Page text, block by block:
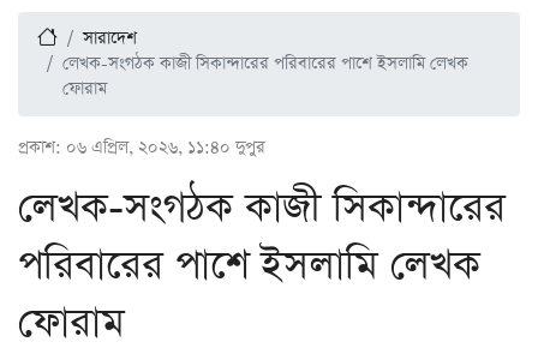
সারাদেশ
লেখক-সংগঠক কাজী সিকান্দারের পরিবারের পাশে ইসলামি লেখক
ফোরাম
প্রকাশ: ০৬ এপ্রিল, ২০২৬, ১১:৪০ দুপুর
লেখক-সংগঠক কাজী সিকান্দারের
পরিবারের পাশে ইসলামি লেখক
ফোরাম